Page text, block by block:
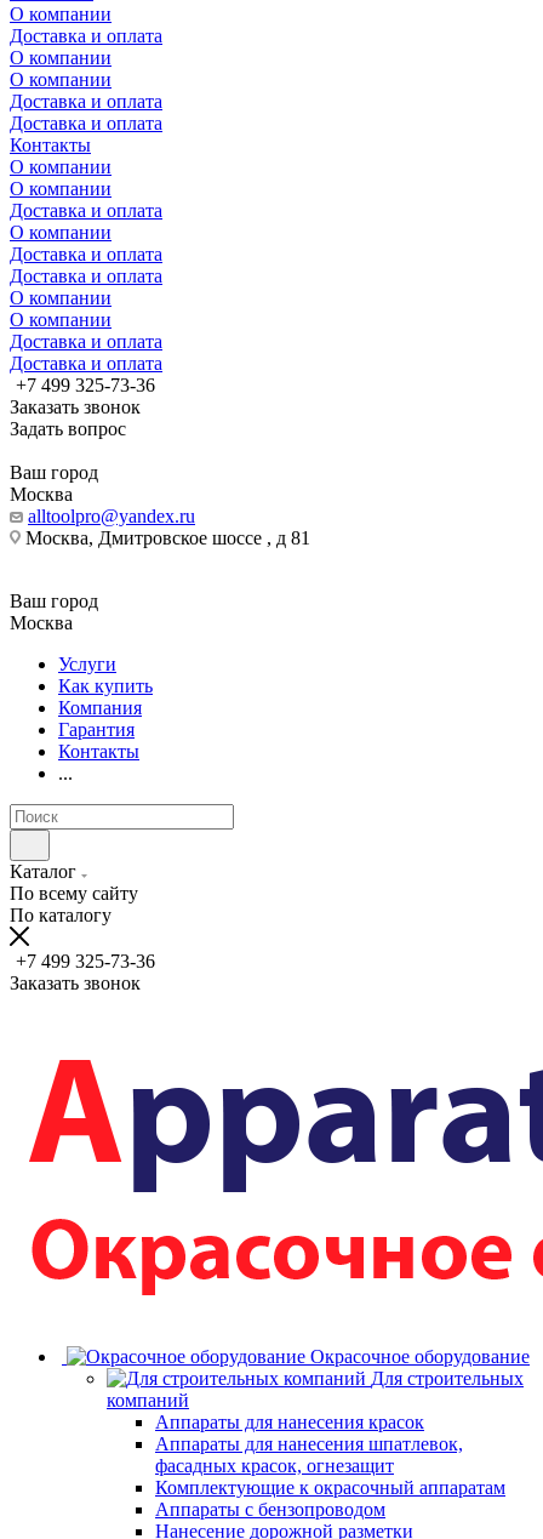
О компании
Доставка и оплата
О компании
О компании
Доставка и оплата
Доставка и оплата
Контакты
О компании
О компании
Доставка и оплата
О компании
Доставка и оплата
Доставка и оплата
О компании
О компании
Доставка и оплата
Доставка и оплата
+7 499 325-73-36
Заказать звонок
Задать вопрос
Ваш город
Москва
alltoolpro@yandex.ru
Москва, Дмитровское шоссе , д 81
Ваш город
Москва
Услуги
Как купить
Компания
Гарантия
Контакты
...
Каталог
По всему сайту
По каталогу
+7 499 325-73-36
Заказать звонок
Окрасочное оборудование
Для строительных
компаний
Аппараты для нанесения красок
Аппараты для нанесения шпатлевок,
фасадных красок, огнезащит
Комплектующие к окрасочный аппаратам
Аппараты с бензопроводом
Нанесение дорожной разметки